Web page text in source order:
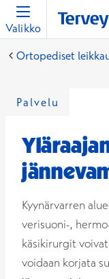
Valikko
Ortopediset
Palvelu
Kyynärvarren
verisuoni-,
käsikirurgit
voidaan korjata